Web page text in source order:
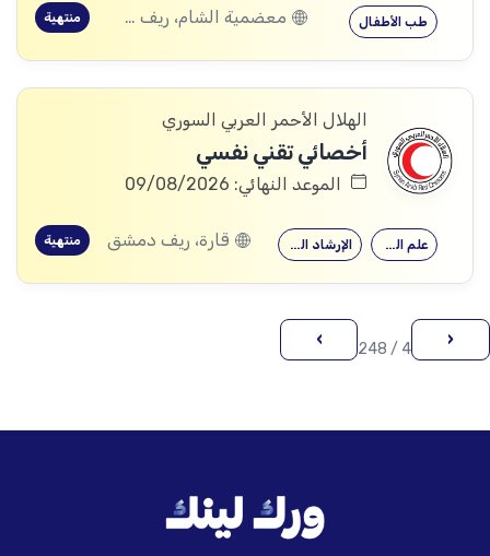
طب الأطفال معضمية الشام، ريف دمشق منتهية
الهلال الأحمر العربي السوري
أخصائي تقني نفسي
الموعد النهائي: 09/08/2026
الإرشاد النفسي علم النفس قارة، ريف دمشق منتهية
‹
4 / 248
›